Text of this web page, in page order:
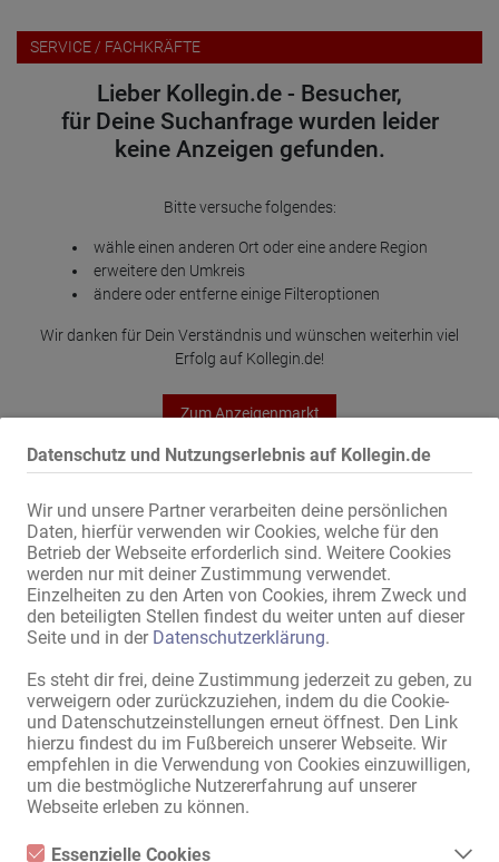
Datenschutz und Nutzungserlebnis auf Kollegin.de
Wir und unsere Partner verarbeiten deine persönlichen
Daten, hierfür verwenden wir Cookies, welche für den
Betrieb der Webseite erforderlich sind. Weitere Cookies
werden nur mit deiner Zustimmung verwendet.
Einzelheiten zu den Arten von Cookies, ihrem Zweck und
den beteiligten Stellen findest du weiter unten auf dieser
Seite und in der Datenschutzerklärung.
Es steht dir frei, deine Zustimmung jederzeit zu geben, zu
verweigern oder zurückzuziehen, indem du die Cookie-
und Datenschutzeinstellungen erneut öffnest. Den Link
hierzu findest du im Fußbereich unserer Webseite. Wir
empfehlen in die Verwendung von Cookies einzuwilligen,
um die bestmögliche Nutzererfahrung auf unserer
Webseite erleben zu können.
Essenzielle Cookies
SERVICE / FACHKRÄFTE
Lieber Kollegin.de - Besucher,
für Deine Suchanfrage wurden leider
keine Anzeigen gefunden.
Bitte versuche folgendes:
wähle einen anderen Ort oder eine andere Region
erweitere den Umkreis
ändere oder entferne einige Filteroptionen
Wir danken für Dein Verständnis und wünschen weiterhin viel
Erfolg auf Kollegin.de!
Zum Anzeigenmarkt
Home
Erotik-Jobs & Vermietungen
Service / Fachkräfte
Geschäfte / Immobilien
Marktplatz
News
Informationen
Inserieren
Kontakt
Impressum
Datenschutz
Banner